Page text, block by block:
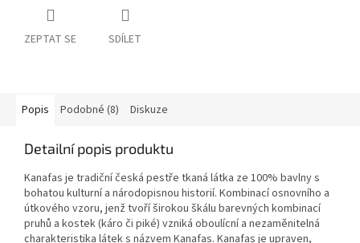
ZEPTAT SE SDÍLET
Popis Podobné (8) Diskuze
Detailní popis produktu
Kanafas je tradiční česká pestře tkaná látka ze 100% bavlny s
bohatou kulturní a národopisnou historií. Kombinací osnovního a
útkového vzoru, jenž tvoří širokou škálu barevných kombinací
pruhů a kostek (káro či piké) vzniká oboulícní a nezaměnitelná
charakteristika látek s názvem Kanafas. Kanafas je upraven,